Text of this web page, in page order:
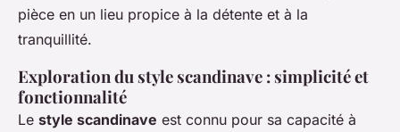
pièce en un lieu propice à la détente et à la
tranquillité.
Exploration du style scandinave : simplicité et
fonctionnalité
Le style scandinave est connu pour sa capacité à